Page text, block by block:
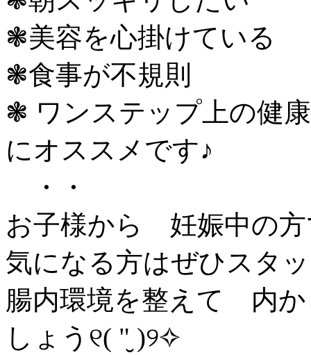
❃︎美容を心掛けている
❃︎食事が不規則
❃︎ ワンステップ上の健
にオススメです♪
・・
お子様から 妊娠中の方
気になる方はぜひスタ
腸内環境を整えて 内
しょう୧( "̮ )୨✧︎